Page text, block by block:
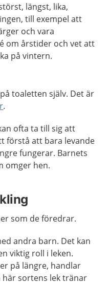
längst, lika,
till exempel att
och vara
om årstider och vet att
på vintern.
toaletten själv. Det är
.
ofta ta till sig att
förstå att bara levande
fungerar. Barnets
omger hen.
som de föredrar.
andra barn. Det kan
viktig roll i leken.
på längre, handlar
här sortens lek tränar